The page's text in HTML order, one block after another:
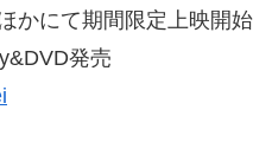
かにて期間限定上映開始
発売